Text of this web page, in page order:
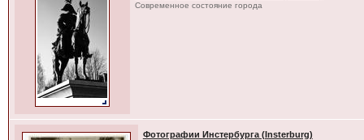
Современное состояние города
Фотографии Инстербурга (Insterburg)